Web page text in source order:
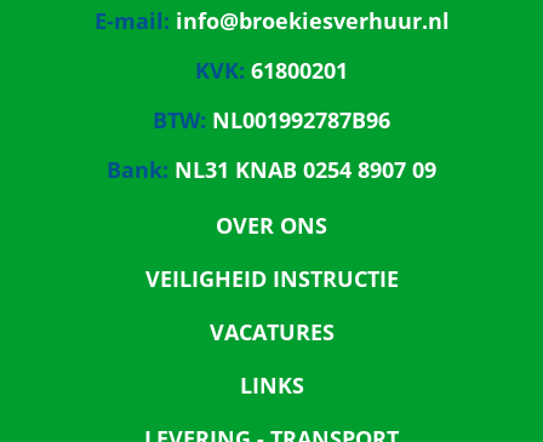
E-mail: info@broekiesverhuur.nl
KVK: 61800201
BTW: NL001992787B96
Bank: NL31 KNAB 0254 8907 09
OVER ONS
VEILIGHEID INSTRUCTIE
VACATURES
LINKS